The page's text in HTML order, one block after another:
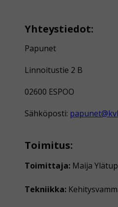
Yhteystiedot:
Papunet
Linnoitustie 2 B
02600 ESPOO
Sähköposti:
Toimitus:
Toimittaja: Maija
Tekniikka: